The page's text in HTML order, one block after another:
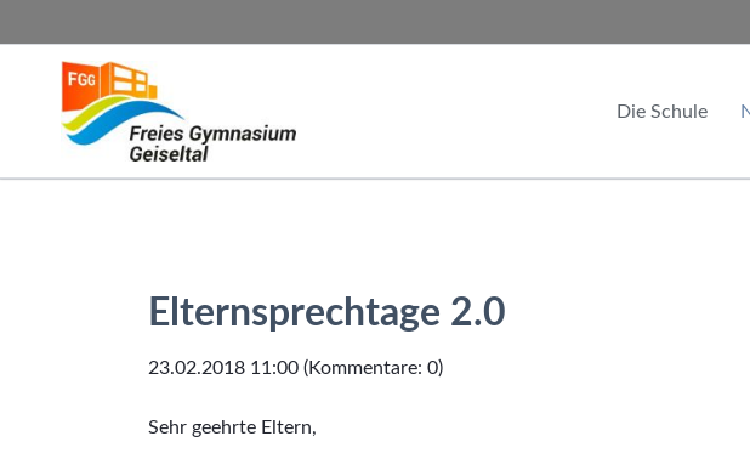
Die Schule
SUCHEN
Elternsprechtage 2.0
23.02.2018 11:00 (Kommentare: 0)
Sehr geehrte Eltern,